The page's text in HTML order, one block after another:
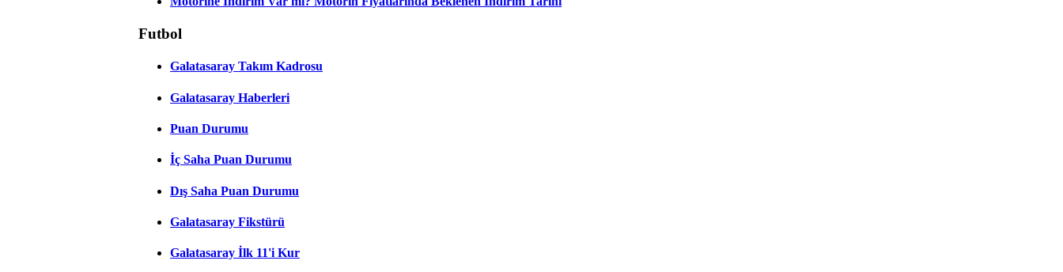
Futbol
Galatasaray Takım Kadrosu
Galatasaray Haberleri
Puan Durumu
İç Saha Puan Durumu
Dış Saha Puan Durumu
Galatasaray Fikstürü
Galatasaray İlk 11'i Kur